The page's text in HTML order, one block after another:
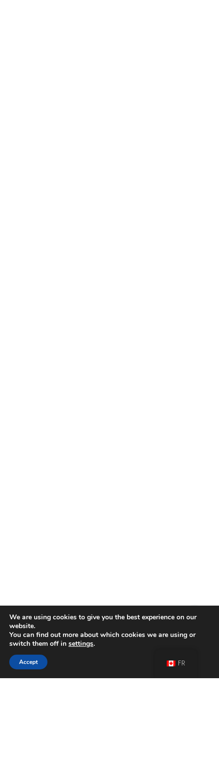
FR
We are using cookies to give you the best experience on our
website.
You can find out more about which cookies we are using or
switch them off in settings
Accept